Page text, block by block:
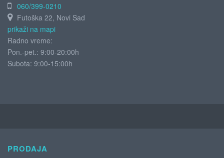
060/399-0210
Futoška 22, Novi Sad
prikaži na mapi
Radno vreme:
Pon.-pet.: 9:00-20:00h
Subota: 9:00-15:00h
PRODAJA